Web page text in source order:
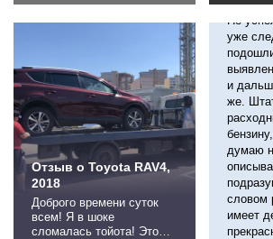
Комплектация Comfort,
передний привод,
небольшим пробегом 1,4
DSG комплектация
Status. Хочу поделиться
впечатлениями, пока они
свежи. Тигуана взял
годовалого, т.к. цены...
Тойота,
тойот
тойоту
мне не
машины
ни в
что
Отзыв о Toyota RAV4,
2018
Доброго времени суток
всем! Я в шоке
сломалась тойота! Это
Не
уже
и
же.
думаю
словом
имеет